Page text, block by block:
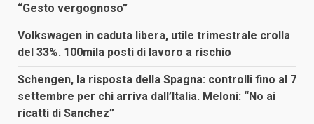
“Gesto vergognoso”
Volkswagen in caduta libera, utile trimestrale crolla
del 33%. 100mila posti di lavoro a rischio
Schengen, la risposta della Spagna: controlli fino al 7
settembre per chi arriva dall’Italia. Meloni: “No ai
ricatti di Sanchez”